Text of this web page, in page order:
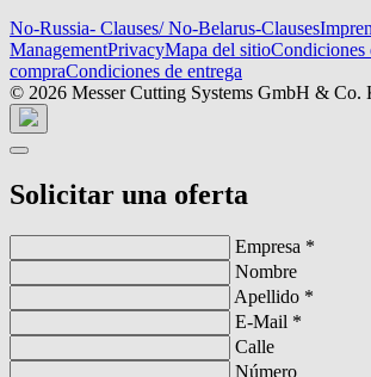
No-Russia- Clauses/ No-Belarus-Clauses
ManagementPrivacyMapa del sitioCondiciones
compraCondiciones de entrega
© 2026 Messer Cutting Systems GmbH & Co.
Solicitar una oferta
Empresa *
Nombre
Apellido *
E-Mail *
Calle
Número